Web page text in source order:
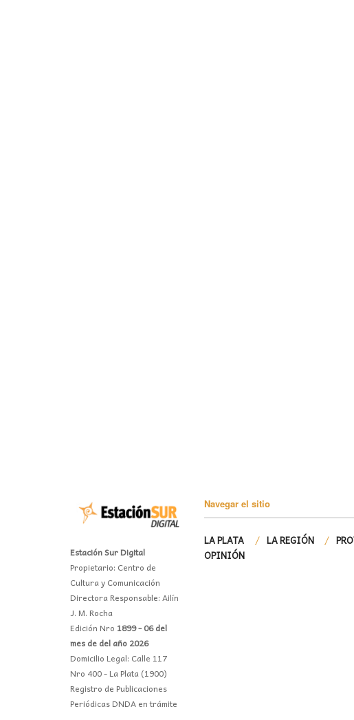
Estación Sur Digital
Propietario: Centro de
Cultura y Comunicación
Directora Responsable: Ailín
J. M. Rocha
Edición Nro 1899 - 06 del
mes de del año 2026
Domicilio Legal: Calle 117
Nro 400 - La Plata (1900)
Registro de Publicaciones
Periódicas DNDA en trámite
Navegar el sitio
LA PLATA LA REGIÓN
OPINIÓN